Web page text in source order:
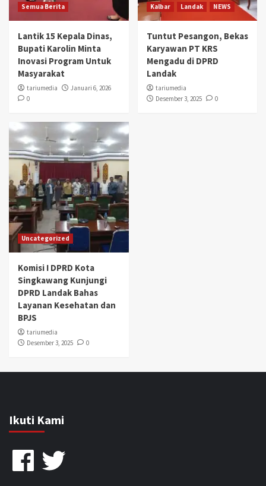
Semua Berita
Lantik 15 Kepala Dinas,
Bupati Karolin Minta
Inovasi Program Untuk
Masyarakat
tariumedia
Januari 6, 2026
0
Kalbar Landak NEWS
Tuntut Pesangon, Bekas
Karyawan PT KRS
Mengadu di DPRD
Landak
tariumedia
Desember 3, 2025
0
Uncategorized
Komisi I DPRD Kota
Singkawang Kunjungi
DPRD Landak Bahas
Layanan Kesehatan dan
BPJS
tariumedia
Desember 3, 2025
0
Ikuti Kami
FacebookTwitter